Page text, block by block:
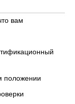
вам
положении